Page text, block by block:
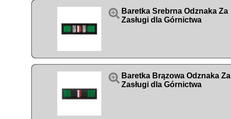
 Baretka Srebrna Odznaka Za
Zasługi dla Górnictwa
 Baretka Brązowa Odznaka Za
Zasługi dla Górnictwa